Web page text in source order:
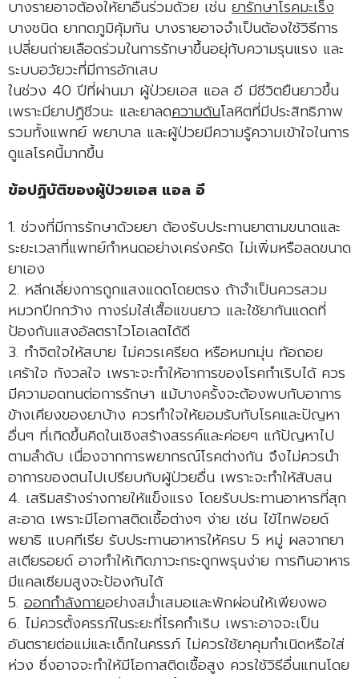
บางรายอาจต้องให้ยาอื่นร่วมด้วย เช่น ยารักษาโรคมะเร็ง
บางชนิด ยากดภูมิคุ้มกัน บางรายอาจจำเป็นต้องใช้วิธีการ
เปลี่ยนถ่ายเลือดร่วมในการรักษาขึ้นอยุ่กับความรุนแรง และ
ระบบอวัยวะที่มีการอักเสบ
ในช่วง 40 ปีที่ผ่านมา ผู้ป่วยเอส แอล อี มีชีวิตยืนยาวขึ้น
เพราะมียาปฏิชีวนะ และยาลดความดันโลหิตที่มีประสิทธิภาพ
รวมทั้งแพทย์ พยาบาล และผู้ป่วยมีความรู้ความเข้าใจในการ
ดูแลโรคนี้มากขึ้น
ข้อปฏิบัติของผู้ป่วยเอส แอล อี
1. ช่วงที่มีการรักษาด้วยยา ต้องรับประทานยาตามขนาดและ
ระยะเวลาที่แพทย์กำหนดอย่างเคร่งครัด ไม่เพิ่มหรือลดขนาด
ยาเอง
2. หลีกเลี่ยงการถูกแสงแดดโดยตรง ถ้าจำเป็นควรสวม
หมวกปีกกว้าง กางร่มใส่เสื้อแขนยาว และใช้ยากันแดดที่
ป้องกันแสงอัลตราไวโอเลตได้ดี
3. ทำจิตใจให้สบาย ไม่ควรเครียด หรือหมกมุ่น ท้อถอย
เศร้าใจ กังวลใจ เพราะจะทำให้อาการของโรคกำเริบได้ ควร
มีความอดทนต่อการรักษา แม้บางครั้งจะต้องพบกับอาการ
ข้างเคียงของยาบ้าง ควรทำใจให้ยอมรับกับโรคและปัญหา
อื่นๆ ที่เกิดขึ้นคิดในเชิงสร้างสรรค์และค่อยๆ แก้ปัญหาไป
ตามลำดับ เนื่องจากการพยากรณ์โรคต่างกัน จึงไม่ควรนำ
อาการของตนไปเปรียบกับผู้ป่วยอื่น เพราะจะทำให้สับสน
4. เสริมสร้างร่างกายให้แข็งแรง โดยรับประทานอาหารที่สุก
สะอาด เพราะมีโอกาสติดเชื้อต่างๆ ง่าย เช่น ไข้ไทฟอยด์
พยาธิ แบคทีเรีย รับประทานอาหารให้ครบ 5 หมู่ ผลจากยา
สเตียรอยด์ อาจทำให้เกิดภาวะกระดูกพรุนง่าย การกินอาหาร
มีแคลเซียมสูงจะป้องกันได้
5. ออกกำลังกายอย่างสม่ำเสมอและพักผ่อนให้เพียงพอ
6. ไม่ควรตั้งครรภ์ในระยะที่โรคกำเริบ เพราะอาจจะเป็น
อันตรายต่อแม่และเด็กในครรภ์ ไม่ควรใช้ยาคุมกำเนิดหรือใส่
ห่วง ซึ่งอาจจะทำให้มีโอกาสติดเชื้อสูง ควรใช้วิธีอื่นแทนโดย